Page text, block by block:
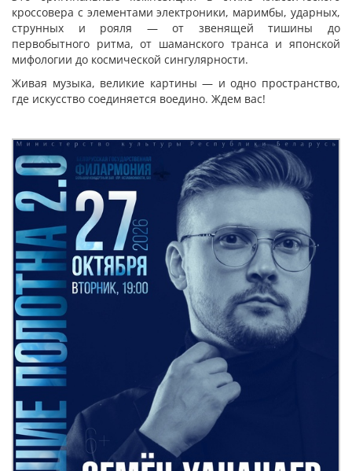
кроссовера с элементами электроники, маримбы, ударных,
струнных и рояля — от звенящей тишины до
первобытного ритма, от шаманского транса и японской
мифологии до космической сингулярности.
Живая музыка, великие картины — и одно пространство,
где искусство соединяется воедино. Ждем вас!